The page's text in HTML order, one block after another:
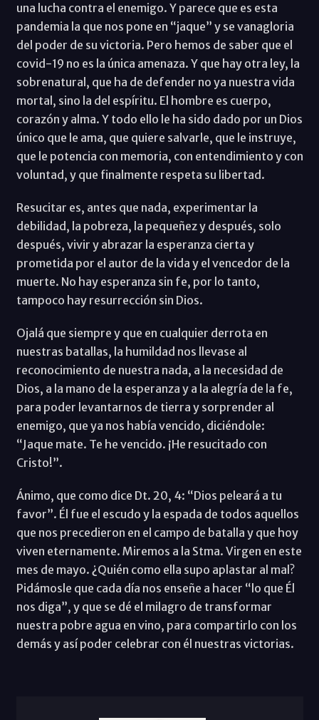
una lucha contra el enemigo. Y parece que es esta
pandemia la que nos pone en “jaque” y se vanagloria
del poder de su victoria. Pero hemos de saber que el
covid-19 no es la única amenaza. Y que hay otra ley, la
sobrenatural, que ha de defender no ya nuestra vida
mortal, sino la del espíritu. El hombre es cuerpo,
corazón y alma. Y todo ello le ha sido dado por un Dios
único que le ama, que quiere salvarle, que le instruye,
que le potencia con memoria, con entendimiento y con
voluntad, y que finalmente respeta su libertad.
Resucitar es, antes que nada, experimentar la
debilidad, la pobreza, la pequeñez y después, solo
después, vivir y abrazar la esperanza cierta y
prometida por el autor de la vida y el vencedor de la
muerte. No hay esperanza sin fe, por lo tanto,
tampoco hay resurrección sin Dios.
Ojalá que siempre y que en cualquier derrota en
nuestras batallas, la humildad nos llevase al
reconocimiento de nuestra nada, a la necesidad de
Dios, a la mano de la esperanza y a la alegría de la fe,
para poder levantarnos de tierra y sorprender al
enemigo, que ya nos había vencido, diciéndole:
“Jaque mate. Te he vencido. ¡He resucitado con
Cristo!”.
Ánimo, que como dice Dt. 20, 4: “Dios peleará a tu
favor”. Él fue el escudo y la espada de todos aquellos
que nos precedieron en el campo de batalla y que hoy
viven eternamente. Miremos a la Stma. Virgen en este
mes de mayo. ¿Quién como ella supo aplastar al mal?
Pidámosle que cada día nos enseñe a hacer “lo que Él
nos diga”, y que se dé el milagro de transformar
nuestra pobre agua en vino, para compartirlo con los
demás y así poder celebrar con él nuestras victorias.